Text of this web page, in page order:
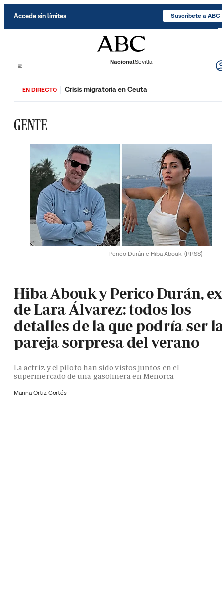
Accede sin límites Suscríbete a ABC
NacionalSevilla
EN DIRECTO Crisis migratoria en Ceuta
GENTE
Perico Durán e Hiba Abouk. (RRSS)
Hiba Abouk y Perico Durán, ex
de Lara Álvarez: todos los
detalles de la que podría ser
pareja sorpresa del verano
La actriz y el piloto han sido vistos juntos en el
supermercado de una gasolinera en Menorca
Marina Ortiz Cortés